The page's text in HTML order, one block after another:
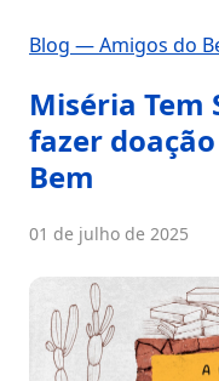
Blog — Amigos do
Miséria Tem
fazer
Bem
01 de julho de 2025